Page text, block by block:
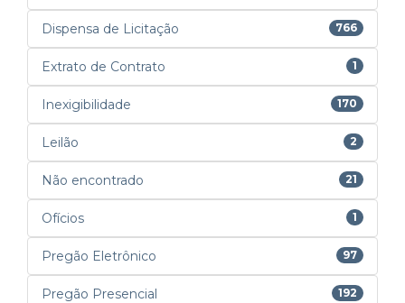
Dispensa de Licitação 766
Extrato de Contrato 1
Inexigibilidade 170
Leilão 2
Não encontrado 21
Ofícios 1
Pregão Eletrônico 97
Pregão Presencial 192